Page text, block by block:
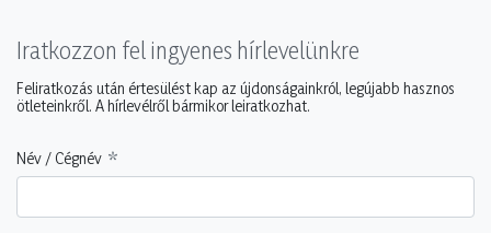
Iratkozzon fel ingyenes hírlevelünkre
Feliratkozás után értesülést kap az újdonságainkról, legújabb hasznos
ötleteinkről. A hírlevélről bármikor leiratkozhat.
Név / Cégnév